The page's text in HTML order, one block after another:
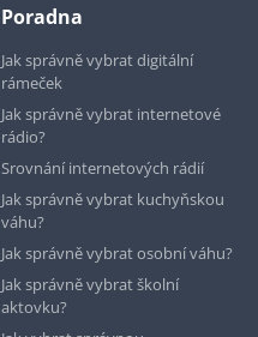
Poradna
Jak správně vybrat digitální
rámeček
Jak správně vybrat internetové
rádio?
Srovnání internetových rádií
Jak správně vybrat kuchyňskou
váhu?
Jak správně vybrat osobní váhu?
Jak správně vybrat školní
aktovku?